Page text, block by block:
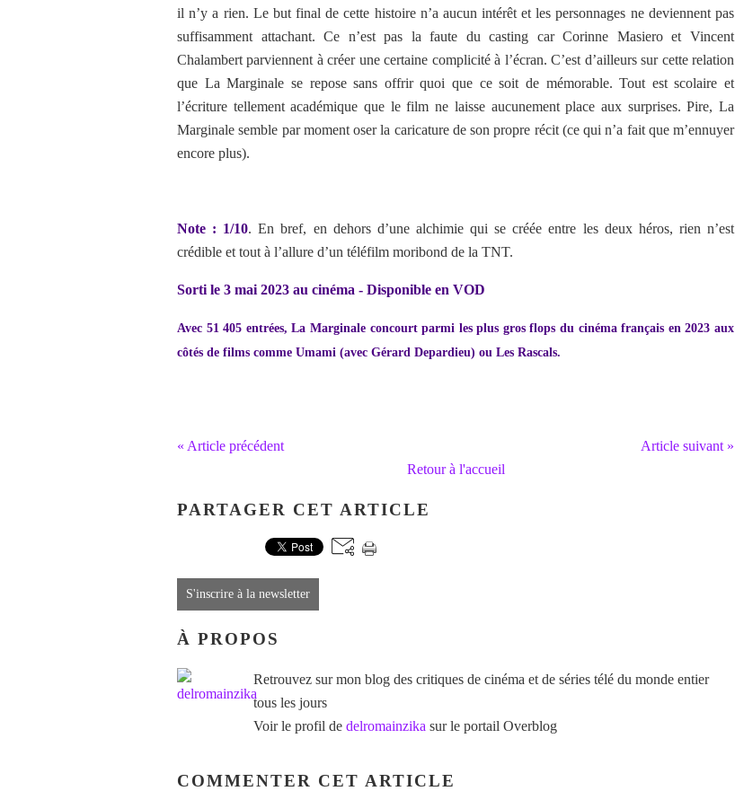
il n’y a rien. Le but final de cette histoire n’a aucun intérêt et les personnages ne deviennent pas
suffisamment attachant. Ce n’est pas la faute du casting car Corinne Masiero et Vincent
Chalambert parviennent à créer une certaine complicité à l’écran. C’est d’ailleurs sur cette relation
que La Marginale se repose sans offrir quoi que ce soit de mémorable. Tout est scolaire et
l’écriture tellement académique que le film ne laisse aucunement place aux surprises. Pire, La
Marginale semble par moment oser la caricature de son propre récit (ce qui n’a fait que m’ennuyer
encore plus).
Note : 1/10. En bref, en dehors d’une alchimie qui se créée entre les deux héros, rien n’est
crédible et tout à l’allure d’un téléfilm moribond de la TNT.
Sorti le 3 mai 2023 au cinéma - Disponible en VOD
Avec 51 405 entrées, La Marginale concourt parmi les plus gros flops du cinéma français en 2023 aux
côtés de films comme Umami (avec Gérard Depardieu) ou Les Rascals.
« Article précédent
Article suivant »
Retour à l'accueil
PARTAGER CET ARTICLE
S'inscrire à la newsletter
À PROPOS
Retrouvez sur mon blog des critiques de cinéma et de séries télé du monde entier
tous les jours
Voir le profil de delromainzika sur le portail Overblog
COMMENTER CET ARTICLE